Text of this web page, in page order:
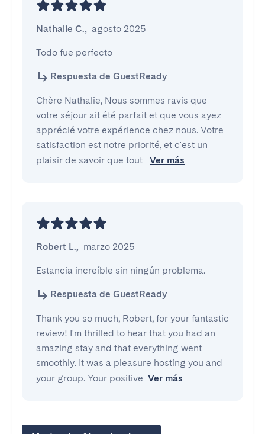
Nathalie C., agosto 2025
Todo fue perfecto
Respuesta de GuestReady
Chère Nathalie, Nous sommes ravis que
votre séjour ait été parfait et que vous ayez
apprécié votre expérience chez nous. Votre
satisfaction est notre priorité, et c'est un
plaisir de savoir que tout
Ver más
Robert L., marzo 2025
Estancia increíble sin ningún problema.
Respuesta de GuestReady
Thank you so much, Robert, for your fantastic
review! I'm thrilled to hear that you had an
amazing stay and that everything went
smoothly. It was a pleasure hosting you and
your group. Your positive Ver más